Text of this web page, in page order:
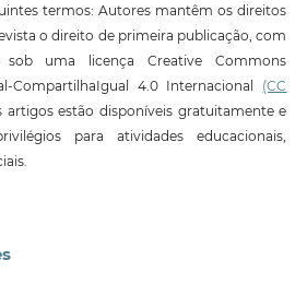
termos: Autores mantêm os direitos
o direito de primeira publicação, com
uma licença Creative Commons
CompartilhaIgual 4.0 Internacional (CC
artigos estão disponíveis gratuitamente e
para atividades educacionais,